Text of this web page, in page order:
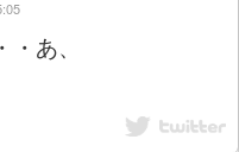
あ、